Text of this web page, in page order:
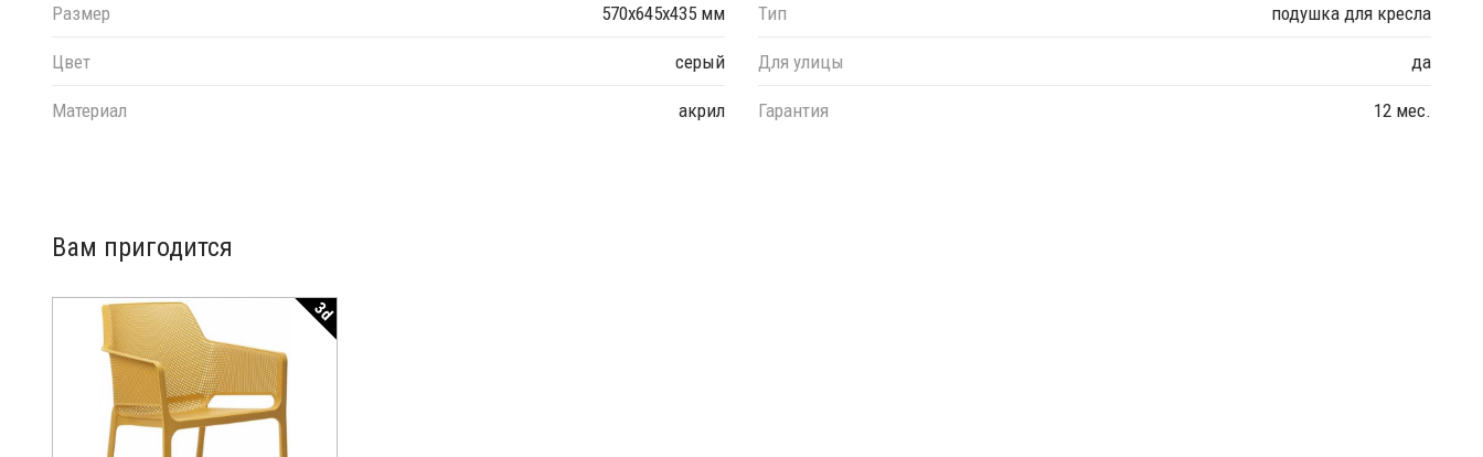
Размер 570х645х435 мм
Цвет серый
Материал акрил
Тип подушка для кресла
Для улицы да
Гарантия 12 мес.
Вам пригодится
3d